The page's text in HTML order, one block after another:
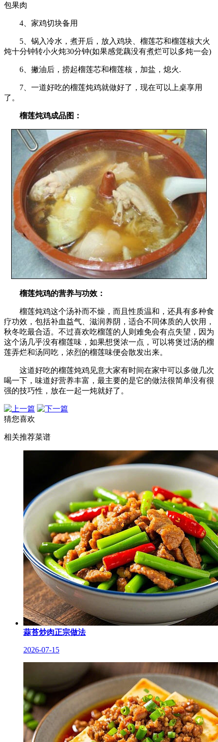
包果肉
4、家鸡切块备用
5、锅入冷水，煮开后，放入鸡块、榴莲芯和榴莲核大火
炖十分钟转小火炖30分钟(如果感觉藕没有煮烂可以多炖一会)
6、撇油后，捞起榴莲芯和榴莲核，加盐，熄火.
7、一道好吃的榴莲炖鸡就做好了，现在可以上桌享用
了。
榴莲炖鸡成品图：
榴莲炖鸡的营养与功效：
榴莲炖鸡这个汤补而不燥，而且性质温和，还具有多种食
疗功效，包括补血益气、滋润养阴，适合不同体质的人饮用，
秋冬吃最合适。不过喜欢吃榴莲的人则难免会有点失望，因为
这个汤几乎没有榴莲味，如果想煲浓一点，可以将煲过汤的榴
莲弄烂和汤同吃，浓烈的榴莲味便会散发出来。
这道好吃的榴莲炖鸡见意大家有时间在家中可以多做几次
喝一下，味道好营养丰富，最主要的是它的做法很简单没有很
强的技巧性，放在一起一炖就好了。
猜您喜欢
相关推荐菜谱
蒜苔炒肉正宗做法
2026-07-15